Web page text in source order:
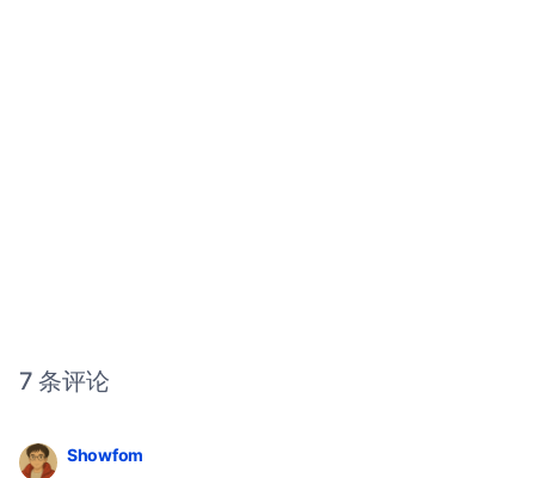
7 条评论
Showfom